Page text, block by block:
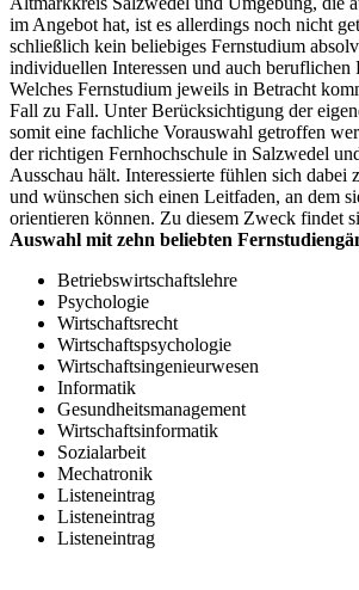
im Angebot hat, ist es allerdings noch nicht
schließlich kein beliebiges Fernstudium
individuellen Interessen und auch
Welches Fernstudium jeweils in Betracht
Fall zu Fall. Unter Berücksichtigung der
somit eine fachliche Vorauswahl getroffen
der richtigen Fernhochschule in Salzwedel
Ausschau hält. Interessierte fühlen sich dabei
und wünschen sich einen Leitfaden, an dem
orientieren können. Zu diesem Zweck findet
Auswahl mit zehn beliebten
Betriebswirtschaftslehre
Psychologie
Wirtschaftsrecht
Wirtschaftspsychologie
Wirtschaftsingenieurwesen
Informatik
Gesundheitsmanagement
Wirtschaftsinformatik
Sozialarbeit
Mechatronik
Listeneintrag
Listeneintrag
Listeneintrag